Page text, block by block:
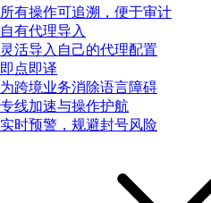
所有操作可追溯，便于审计
自有代理导入
灵活导入自己的代理配置
即点即译
为跨境业务消除语言障碍
专线加速与操作护航
实时预警，规避封号风险